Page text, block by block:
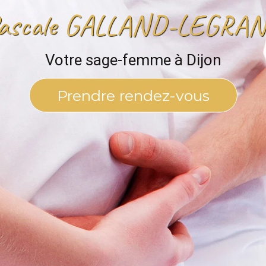
GALLAND-
Votre sage-femme à Dijon
Prendre rendez-vous